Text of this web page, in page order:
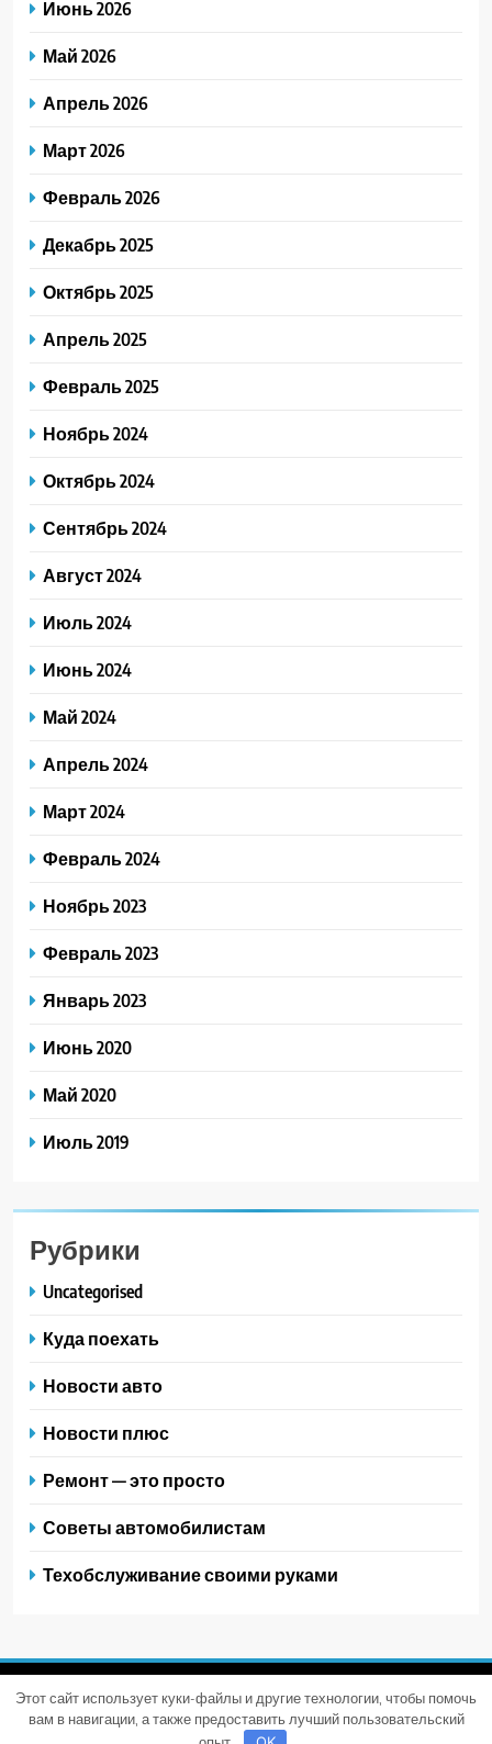
Июнь 2026
Май 2026
Апрель 2026
Март 2026
Февраль 2026
Декабрь 2025
Октябрь 2025
Апрель 2025
Февраль 2025
Ноябрь 2024
Октябрь 2024
Сентябрь 2024
Август 2024
Июль 2024
Июнь 2024
Май 2024
Апрель 2024
Март 2024
Февраль 2024
Ноябрь 2023
Февраль 2023
Январь 2023
Июнь 2020
Май 2020
Июль 2019
Рубрики
Uncategorised
Куда поехать
Новости авто
Новости плюс
Ремонт — это просто
Советы автомобилистам
Техобслуживание своими руками
Trendy News - новостная тема для WordPress. Все права
защищены 2026. Powered ByBlazeThemes.
Этот сайт использует куки-файлы и другие технологии, чтобы помочь
вам в навигации, а также предоставить лучший пользовательский